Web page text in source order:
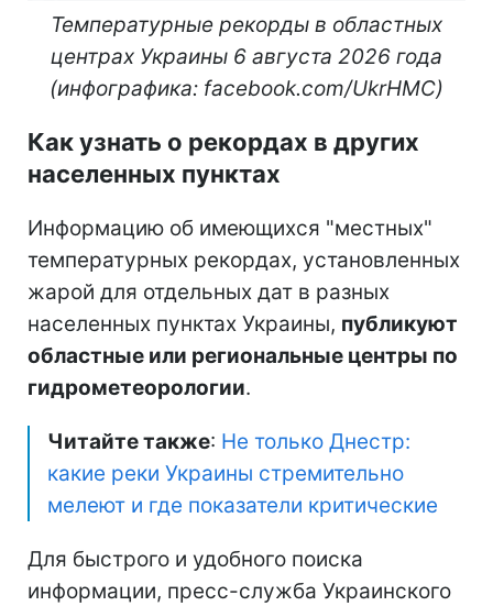
Температурные рекорды в областных
центрах Украины 6 августа 2026 года
(инфографика: facebook.com/UkrHMC)
Как узнать о рекордах в других
населенных пунктах
Информацию об имеющихся "местных"
температурных рекордах, установленных
жарой для отдельных дат в разных
населенных пунктах Украины, публикуют
областные или региональные центры по
гидрометеорологии.
Читайте также: Не только Днестр:
какие реки Украины стремительно
мелеют и где показатели критические
Для быстрого и удобного поиска
информации, пресс-служба Украинского